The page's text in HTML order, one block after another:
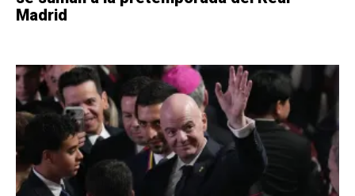
Madrid